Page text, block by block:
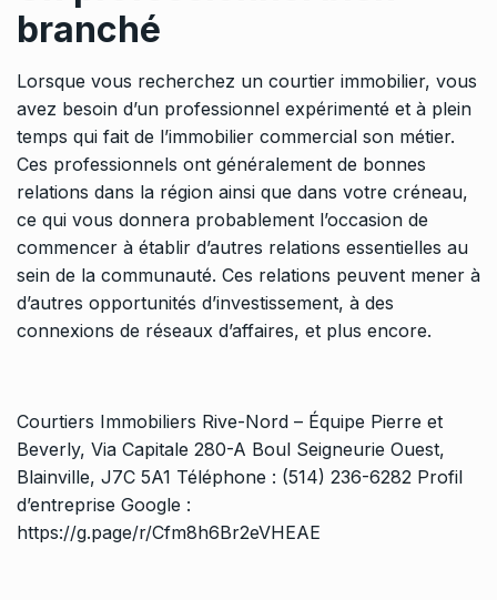
branché
Lorsque vous recherchez un courtier immobilier, vous
avez besoin d’un professionnel expérimenté et à plein
temps qui fait de l’immobilier commercial son métier.
Ces professionnels ont généralement de bonnes
relations dans la région ainsi que dans votre créneau,
ce qui vous donnera probablement l’occasion de
commencer à établir d’autres relations essentielles au
sein de la communauté. Ces relations peuvent mener à
d’autres opportunités d’investissement, à des
connexions de réseaux d’affaires, et plus encore.
Courtiers Immobiliers Rive-Nord – Équipe Pierre et
Beverly, Via Capitale 280-A Boul Seigneurie Ouest,
Blainville, J7C 5A1 Téléphone : (514) 236-6282 Profil
d’entreprise Google :
https://g.page/r/Cfm8h6Br2eVHEAE